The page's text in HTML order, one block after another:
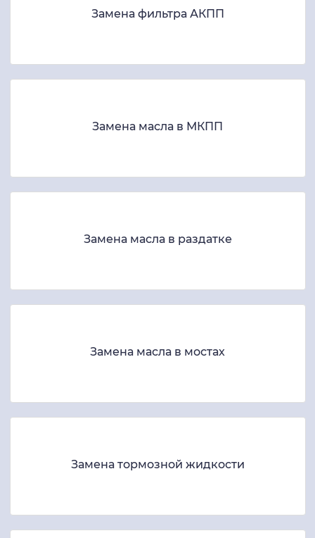
Замена фильтра АКПП
Замена масла в МКПП
Замена масла в раздатке
Замена масла в мостах
Замена тормозной жидкости